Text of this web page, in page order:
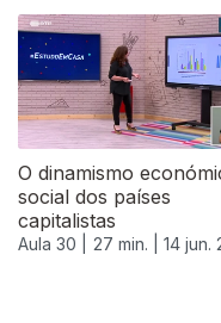
O dinamismo
social dos países
capitalistas
Aula 30 | 27 min. | 14 jun.